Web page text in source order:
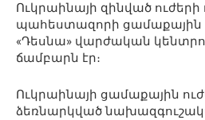
Ուկրաինայի զինված
պահեստազորի ցամաքային
«Դեսնա» վարժական
ճամբարն էր։
Ուկրաինայի ցամաքային
ձեռնարկված